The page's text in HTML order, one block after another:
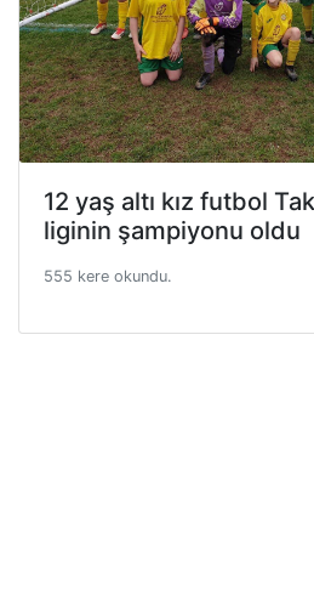
12 yaş altı kız futbol
liginin şampiyonu oldu
555 kere okundu.